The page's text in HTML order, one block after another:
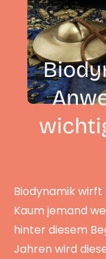
Biodynamik wirft
Kaum jemand
hinter diesem
Jahren wird